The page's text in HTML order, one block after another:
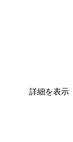
詳細を表示